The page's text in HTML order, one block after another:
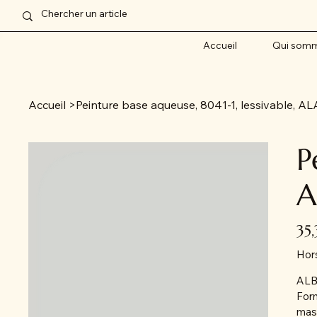
Accueil Qui
Accueil >Peinture base aqueuse, 8041-1, lessivable,
Prix